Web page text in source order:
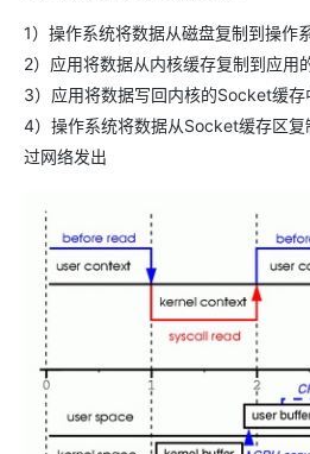
1）操作系统将数据从磁盘复制到操作
2）应用将数据从内核缓存复制到应用
3）应用将数据写回内核的Socket缓存
4）操作系统将数据从Socket缓存区
过网络发出